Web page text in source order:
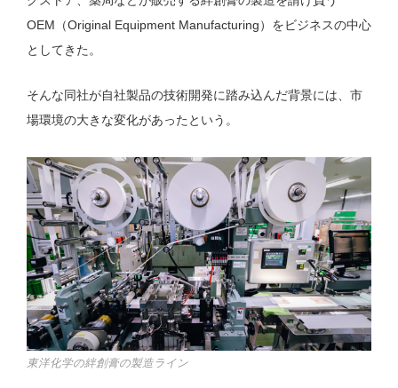
OEM（Original Equipment Manufacturing）をビジネスの中心
としてきた。
そんな同社が自社製品の技術開発に踏み込んだ背景には、市
場環境の大きな変化があったという。
東洋化学の絆創膏の製造ライン